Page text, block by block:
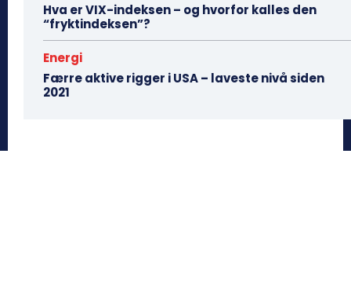
Hva er VIX-indeksen – og hvorfor kalles den
“fryktindeksen”?
Energi
Færre aktive rigger i USA – laveste nivå siden
2021